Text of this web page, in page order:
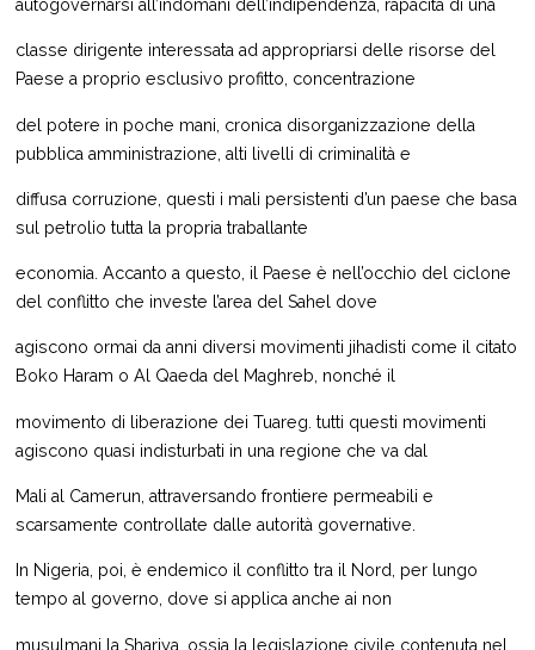
autogovernarsi all’indomani dell’indipendenza, rapacità di una
classe dirigente interessata ad appropriarsi delle risorse del
Paese a proprio esclusivo profitto, concentrazione
del potere in poche mani, cronica disorganizzazione della
pubblica amministrazione, alti livelli di criminalità e
diffusa corruzione, questi i mali persistenti d’un paese che basa
sul petrolio tutta la propria traballante
economia. Accanto a questo, il Paese è nell’occhio del ciclone
del conflitto che investe l’area del Sahel dove
agiscono ormai da anni diversi movimenti jihadisti come il citato
Boko Haram o Al Qaeda del Maghreb, nonché il
movimento di liberazione dei Tuareg. tutti questi movimenti
agiscono quasi indisturbati in una regione che va dal
Mali al Camerun, attraversando frontiere permeabili e
scarsamente controllate dalle autorità governative.
In Nigeria, poi, è endemico il conflitto tra il Nord, per lungo
tempo al governo, dove si applica anche ai non
musulmani la Shariya, ossia la legislazione civile contenuta nel